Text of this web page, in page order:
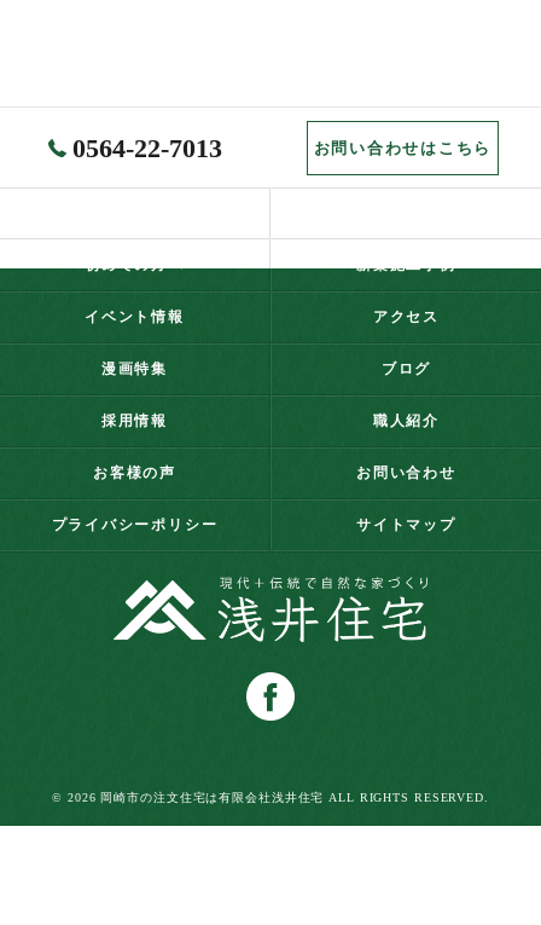
0564-22-7013 お問い合わせはこちら
初めての方へ 新築施工事例
イベント情報 アクセス
漫画特集 ブログ
採用情報 職人紹介
お客様の声 お問い合わせ
プライバシーポリシー サイトマップ
© 2026 岡崎市の注文住宅は有限会社浅井住宅 ALL RIGHTS RESERVED.